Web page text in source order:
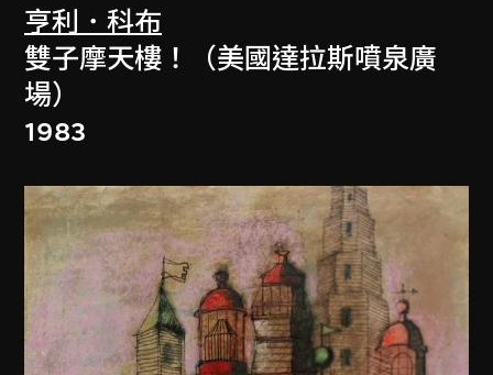
亨利．科布
雙子摩天樓！（美國達拉斯噴泉廣
場）
1983